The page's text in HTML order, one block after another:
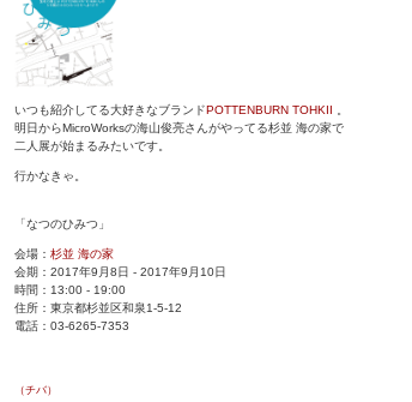
いつも紹介してる大好きなブランドPOTTENBURN TOHKII
明日からMicroWorksの海山俊亮さんがやってる杉並 海の家で
二人展が始まるみたいです。
行かなきゃ。
「なつのひみつ」
会場： 杉並 海の家
会期：2017年9月8日 - 2017年9月10日
時間：13:00 - 19:00
住所：東京都杉並区和泉1-5-12
電話：03-6265-7353
（チバ）